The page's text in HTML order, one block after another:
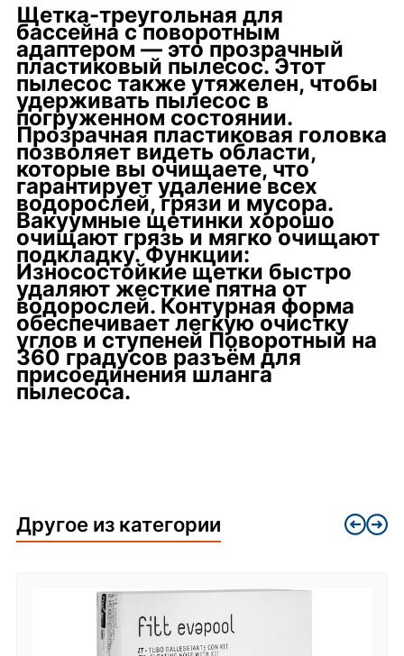
Щетка-треугольная для
бассейна с поворотным
адаптером — это прозрачный
пластиковый пылесос. Этот
пылесос также утяжелен, чтобы
удерживать пылесос в
погруженном состоянии.
Прозрачная пластиковая головка
позволяет видеть области,
которые вы очищаете, что
гарантирует удаление всех
водорослей, грязи и мусора.
Вакуумные щетинки хорошо
очищают грязь и мягко очищают
подкладку. Функции:
Износостойкие щетки быстро
удаляют жесткие пятна от
водорослей. Контурная форма
обеспечивает легкую очистку
углов и ступеней Поворотный на
360 градусов разъём для
присоединения шланга
пылесоса.
Другое из категории